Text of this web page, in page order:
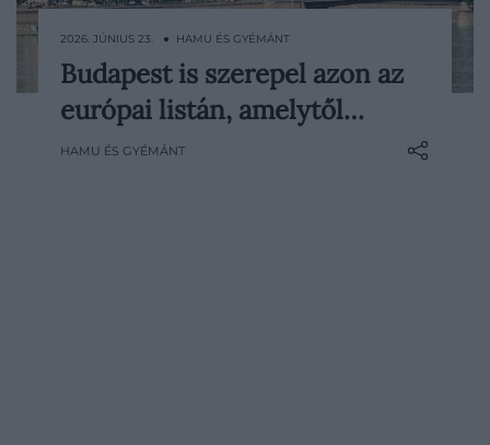
Kevés dolog tudja úgy elrontani az utazás
hangulatát, mint amikor a bőrönddel
együtt valami egészen mást is
2026. JÚNIUS 23. ● HAMU ÉS GYÉMÁNT
Budapest is szerepel azon az
európai listán, amelytől…
HAMU ÉS GYÉMÁNT